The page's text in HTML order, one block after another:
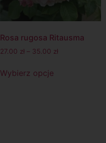
Rosa rugosa Ritausma
27.00 zł – 35.00 zł
Wybierz opcje